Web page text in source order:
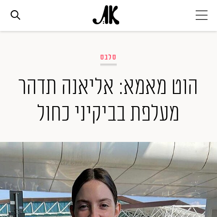
אופנה
ביוטי
סלבס
ערוצים נוספים
המגזין
סלבס
הוט מאמא: אליאנה תדהר
מעלפת בביקיני כחול